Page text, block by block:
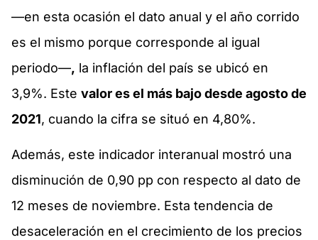
—en esta ocasión el dato anual y el año corrido
es el mismo porque corresponde al igual
periodo—, la inflación del país se ubicó en
3,9%. Este valor es el más bajo desde agosto de
2021, cuando la cifra se situó en 4,80%.
Además, este indicador interanual mostró una
disminución de 0,90 pp con respecto al dato de
12 meses de noviembre. Esta tendencia de
desaceleración en el crecimiento de los precios